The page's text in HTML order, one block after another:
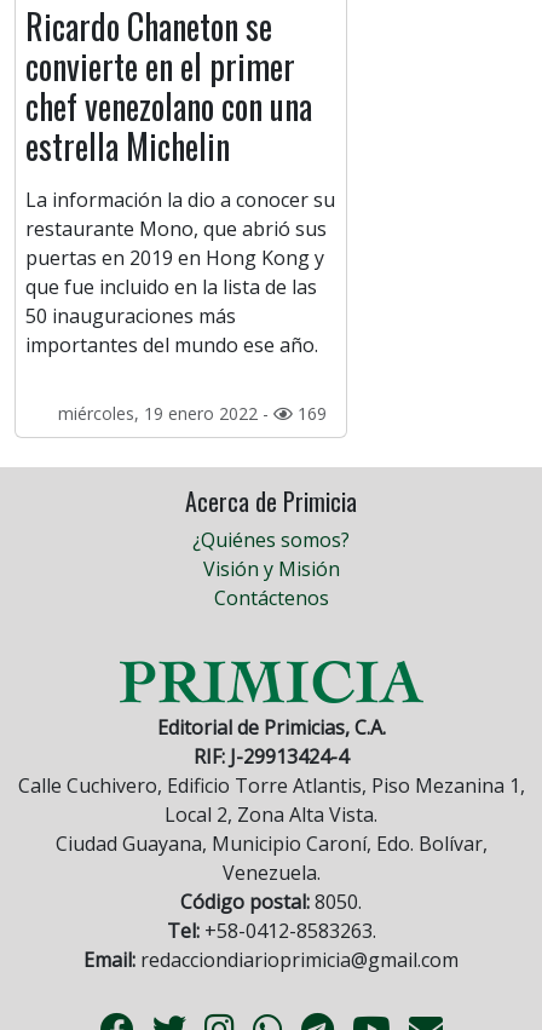
Ricardo Chaneton se
convierte en el primer
chef venezolano con una
estrella Michelin
La información la dio a conocer su
restaurante Mono, que abrió sus
puertas en 2019 en Hong Kong y
que fue incluido en la lista de las
50 inauguraciones más
importantes del mundo ese año.
miércoles, 19 enero 2022 - 169
Acerca de Primicia
¿Quiénes somos?
Visión y Misión
Contáctenos
Editorial de Primicias, C.A.
RIF: J-29913424-4
Calle Cuchivero, Edificio Torre Atlantis, Piso Mezanina 1,
Local 2, Zona Alta Vista.
Ciudad Guayana, Municipio Caroní, Edo. Bolívar,
Venezuela.
Código postal:8050.
Tel:+58-0412-8583263.
Email: redacciondiarioprimicia@gmail.com